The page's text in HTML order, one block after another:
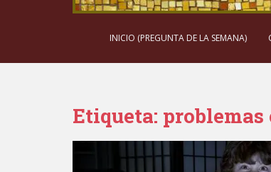
t
INICIO (PREGUNTA DE LA SEMANA)
Etiqueta: